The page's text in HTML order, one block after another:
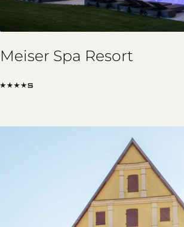
Meiser Spa Resort